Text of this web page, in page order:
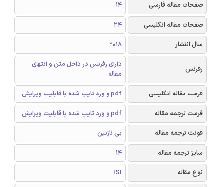
صفحات مقاله فارسی
14
صفحات مقاله انگلیسی
24
سال انتشار
2018
رفرنس
دارای رفرنس در داخل متن و انتهای
مقاله
فرمت مقاله انگلیسی
pdf و ورد تایپ شده با قابلیت ویرایش
فرمت ترجمه مقاله
pdf و ورد تایپ شده با قابلیت ویرایش
فونت ترجمه مقاله
بی نازنین
سایز ترجمه مقاله
14
نوع مقاله
ISI